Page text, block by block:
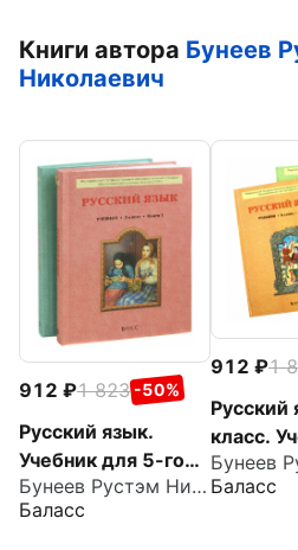
Книги автора Бунеев
Николаевич
912 1 823 -50%
Русский язык.
Учебник для 5-го
класса основной
школы. В 2 книгах.
Бунеев Рустэм Николаевич
Баласс
912 1
Русский
класс.
2-х
Баласс